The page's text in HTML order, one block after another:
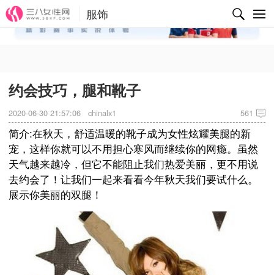
✕
服饰
约会技巧，腿和靴子
2020-06-30 21:57:06 chinalx1 561
简介:在秋天，舒适温暖的靴子成为女性炫耀美腿的新
宠，这样你就可以不用担心寒风而继续你的网瘾。虽然
天气越来越冷，但它不能阻止我们热爱美丽，更不用说
去约会了！让我们一起来看看今年秋天我们要试什么。
展示你美丽的双腿！